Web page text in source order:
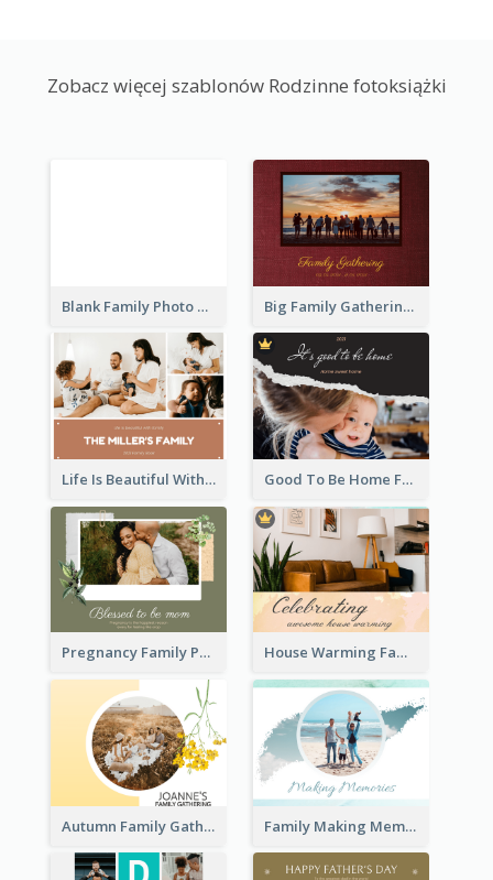
Zobacz więcej szablonów Rodzinne fotoksiążki
Blank Family Photo Book Big Family Gathering Photo Book
Life Is Beautiful With Family Photo Book Good To Be Home Family Photo Book
Pregnancy Family Photo Book House Warming Family Photo Book
Autumn Family Gathering Photo Book Family Making Memories Photo Book